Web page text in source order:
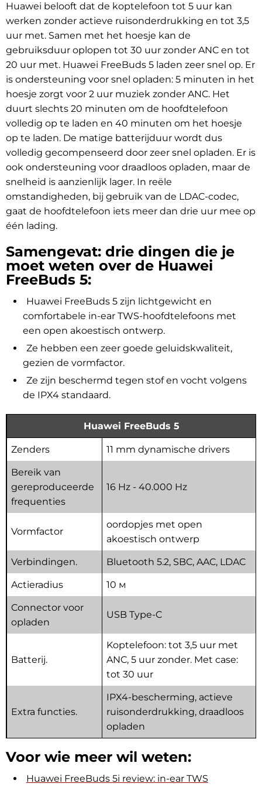
Huawei belooft dat de koptelefoon tot 5 uur kan
werken zonder actieve ruisonderdrukking en tot 3,5
uur met. Samen met het hoesje kan de
gebruiksduur oplopen tot 30 uur zonder ANC en tot
20 uur met. Huawei FreeBuds 5 laden zeer snel op. Er
is ondersteuning voor snel opladen: 5 minuten in het
hoesje zorgt voor 2 uur muziek zonder ANC. Het
duurt slechts 20 minuten om de hoofdtelefoon
volledig op te laden en 40 minuten om het hoesje
op te laden. De matige batterijduur wordt dus
volledig gecompenseerd door zeer snel opladen. Er is
ook ondersteuning voor draadloos opladen, maar de
snelheid is aanzienlijk lager. In reële
omstandigheden, bij gebruik van de LDAC-codec,
gaat de hoofdtelefoon iets meer dan drie uur mee op
één lading.
Samengevat: drie dingen die je
moet weten over de Huawei
FreeBuds 5:
Huawei FreeBuds 5 zijn lichtgewicht en
comfortabele in-ear TWS-hoofdtelefoons met
een open akoestisch ontwerp.
Ze hebben een zeer goede geluidskwaliteit,
gezien de vormfactor.
Ze zijn beschermd tegen stof en vocht volgens
de IPX4 standaard.
Huawei FreeBuds 5
Zenders 11 mm dynamische drivers
Bereik van
gereproduceerde
frequenties
16 Hz - 40.000 Hz
Vormfactor
oordopjes met open
akoestisch ontwerp
Verbindingen. Bluetooth 5.2, SBC, AAC, LDAC
Actieradius 10 м
Connector voor
opladen
USB Type-C
Batterij.
Koptelefoon: tot 3,5 uur met
ANC, 5 uur zonder. Met case:
tot 30 uur
Extra functies.
IPX4-bescherming, actieve
ruisonderdrukking, draadloos
opladen
Voor wie meer wil weten:
Huawei FreeBuds 5i review: in-ear TWS